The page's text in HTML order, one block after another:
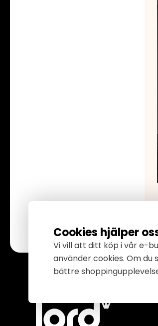
Cookies hjälper
Vi vill att ditt köp i vår e-
använder cookies. Om du
bättre